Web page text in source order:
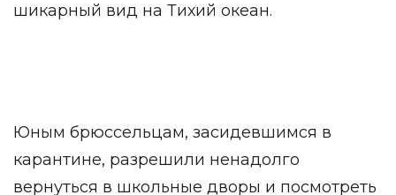
шикарный вид на Тихий океан.
Юным брюссельцам, засидевшимся в
карантине, разрешили ненадолго
вернуться в школьные дворы и посмотреть